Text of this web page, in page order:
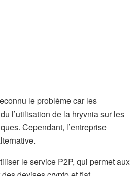
le problème car les
l’utilisation de la hryvnia sur les
Cependant, l’entreprise
le service P2P, qui permet aux